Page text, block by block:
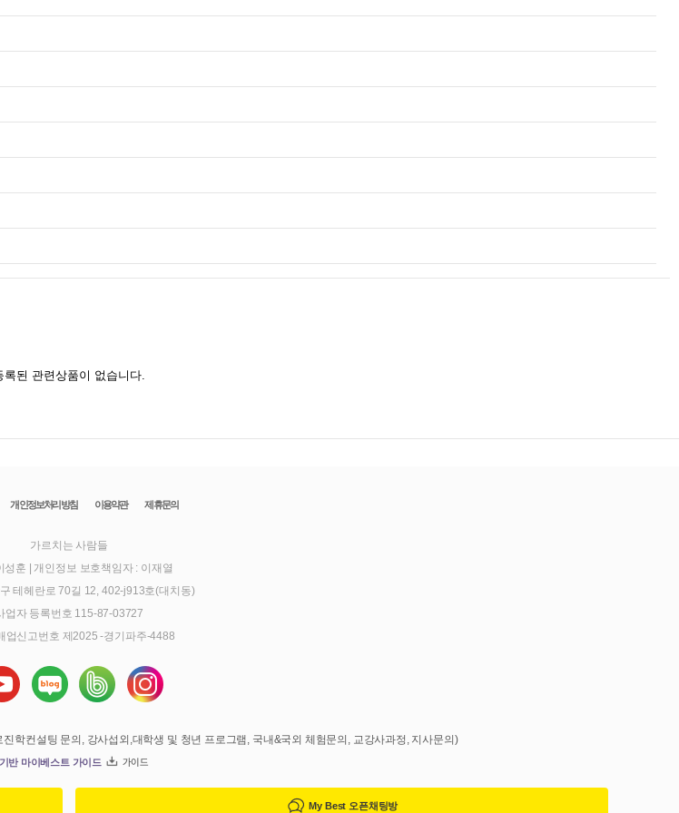
록된 관련상품이 없습니다.
개인정보처리방침 이용약관 제휴문의
가르치는 사람들
성훈
개인정보 보호책임자 : 이재열
테헤란로 70길 12, 402-j913호(대치동)
업자 등록번호 115-87-03727
업신고번호 제2025 -경기파주-4488
학컨설팅 문의, 강사섭외,대학생 및 청년 프로그램, 국내&국외 체험문의, 교강사과정, 지사문의)
반 마이베스트 가이드 가이드
My Best 오픈채팅방